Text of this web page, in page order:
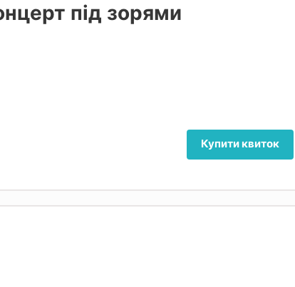
під зорями
Купити квиток